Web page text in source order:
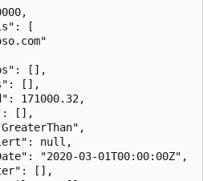
[
[],
[],
171000.32,
[],
null,
"2020-03-01T00:00:00Z",
[],